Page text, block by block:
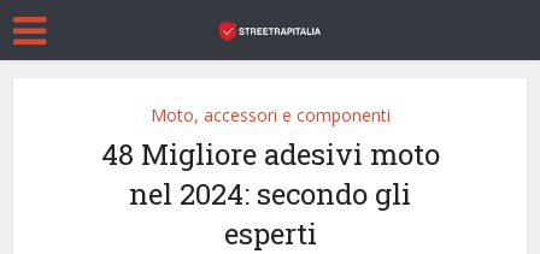
Moto, accessori e componenti
48 Migliore adesivi moto
nel 2024: secondo gli
esperti